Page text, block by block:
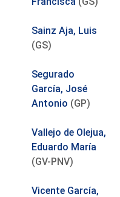
Sainz Aja, Luis
(GS)
Segurado
García, José
Antonio (GP)
Vallejo de Olejua,
Eduardo María
(GV-PNV)
Vicente García,